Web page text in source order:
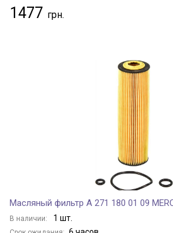
1477
Масляный фильтр A 271 180 01 09
В наличии: 1 шт.